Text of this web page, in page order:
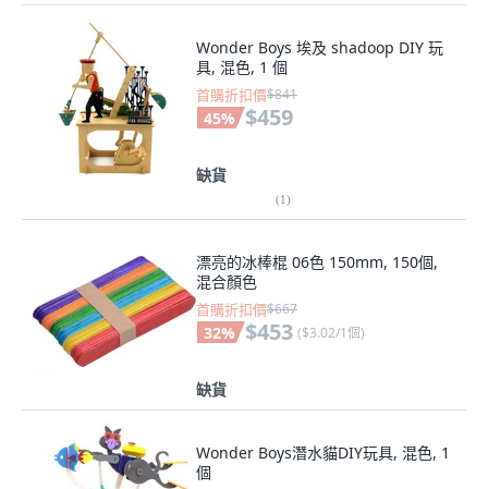
Wonder Boys 埃及 shadoop DIY 玩
具, 混色, 1 個
首購折扣價$841
45% $459
缺貨
(1)
漂亮的冰棒棍 06色 150mm, 150個,
混合顏色
首購折扣價$667
32% $453 ($3.02/1個)
缺貨
Wonder Boys潛水貓DIY玩具, 混色, 1
個